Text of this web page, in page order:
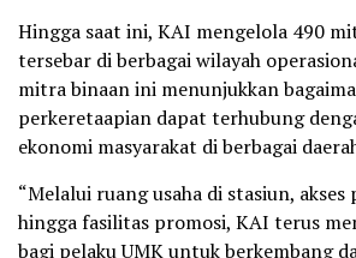
Hingga saat ini, KAI mengelola 490
tersebar di berbagai wilayah
mitra binaan ini menunjukkan
perkeretaapian dapat terhubung
ekonomi masyarakat di berbagai
“Melalui ruang usaha di stasiun, akses
hingga fasilitas promosi, KAI terus
bagi pelaku UMK untuk berkembang